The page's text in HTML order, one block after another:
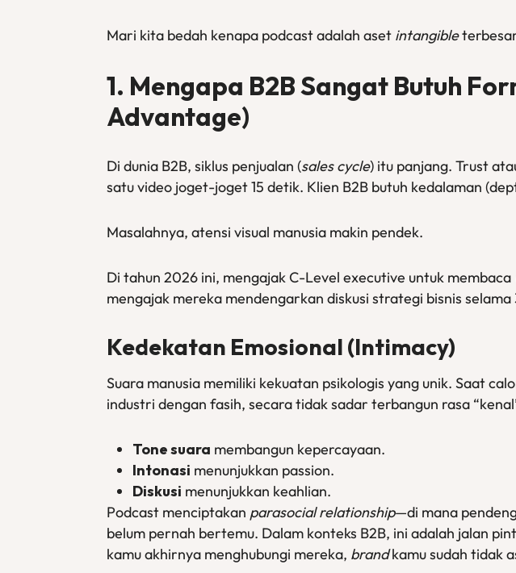
Mari kita bedah kenapa podcast adalah aset intangible
1. Mengapa B2B Sangat Butuh
Advantage)
Di dunia B2B, siklus penjualan (sales cycle) itu panjang. Trust
satu video joget-joget 15 detik. Klien B2B butuh kedalaman
Masalahnya, atensi visual manusia makin pendek.
Di tahun 2026 ini, mengajak C-Level executive untuk membaca
mengajak mereka mendengarkan diskusi strategi bisnis
Kedekatan Emosional (Intimacy)
Suara manusia memiliki kekuatan psikologis yang unik. Saat
industri dengan fasih, secara tidak sadar terbangun rasa
Tone suara membangun kepercayaan.
Intonasi menunjukkan passion.
Diskusi menunjukkan keahlian.
Podcast menciptakan parasocial relationship—di mana
belum pernah bertemu. Dalam konteks B2B, ini adalah jalan
kamu akhirnya menghubungi mereka, brandkamu sudah tidak